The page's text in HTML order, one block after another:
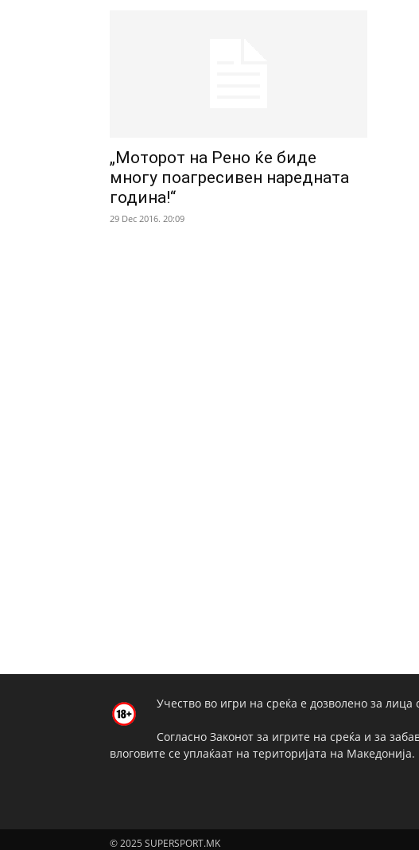
„Моторот на Рено ќе биде
многу поагресивен наредната
година!“
29 Dec 2016. 20:09
Учество во игри на среќа е дозволено за лица
Согласно Законот за игрите на среќа и за
влоговите се уплаќаат на територијата на Македонија.
© 2025 SUPERSPORT.MK